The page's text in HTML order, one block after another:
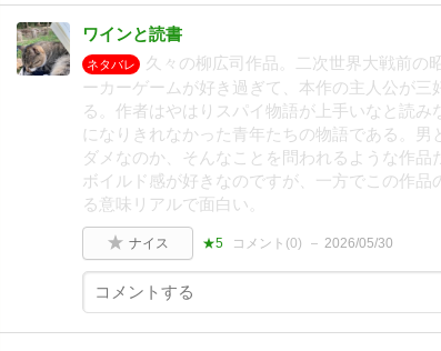
ワインと読書
ネタバレ
久々の柳広司作品。二次世界大戦前の
ーカーゲームが好き過ぎて、本作の主人公が
る。作者はやはりスパイ物語が上手いなと読
になりきれなかった青年たちの物語である。
ダメなのか、そんなことを問われるような作
ボイルド感が好きなのですが、一方でこの作
る意味リアルで面白い。
ナイス ★5 コメント(0) 2026/05/30